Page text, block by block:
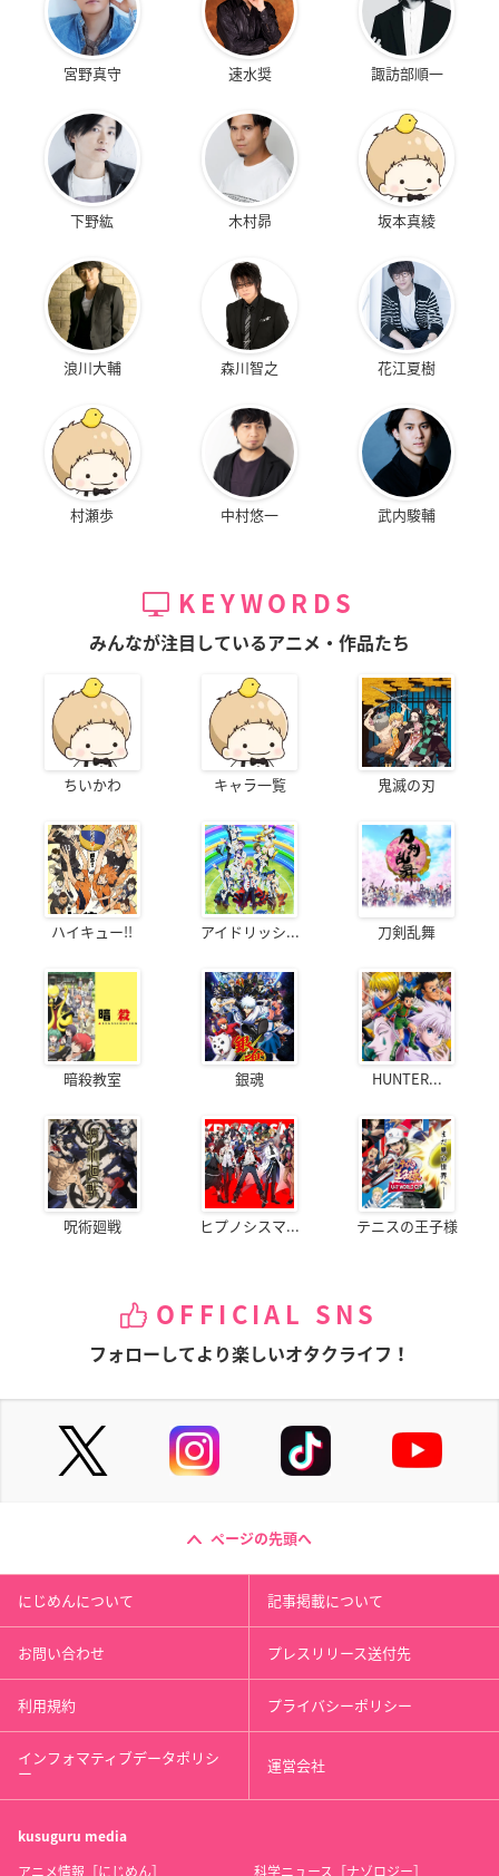
宮野真守 速水奨 諏訪部順一
下野紘 木村昴 坂本真綾
浪川大輔 森川智之 花江夏樹
村瀬歩 中村悠一 武内駿輔
KEYWORDS
みんなが注目しているアニメ・作品たち
ちいかわ キャラ一覧 鬼滅の刃
ハイキュー!! アイドリッシ... 刀剣乱舞
暗殺教室 銀魂 HUNTER...
呪術廻戦 ヒプノシスマ... テニスの王子様
OFFICIAL SNS
フォローしてより楽しいオタクライフ！
ページの先頭へ
にじめんについて 記事掲載について
お問い合わせ プレスリリース送付先
利用規約 プライバシーポリシー
インフォマティブデータポリシ
ー 運営会社
kusuguru media
アニメ情報［にじめん］ 科学ニュース［ナゾロジー］